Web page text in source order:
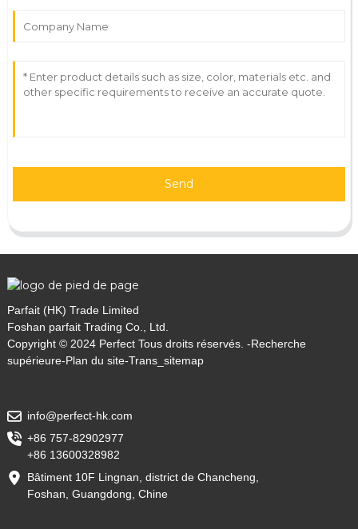
Send
Parfait (HK) Trade Limited
Foshan parfait Trading Co., Ltd.
Copyright © 2024 Perfect Tous droits réservés. -Recherche
supérieure-Plan du site-Trans_sitemap
info@perfect-hk.com
+86 757-82902977
+86 13600328982
Bâtiment 10F Lingnan, district de Chancheng,
Foshan, Guangdong, Chine